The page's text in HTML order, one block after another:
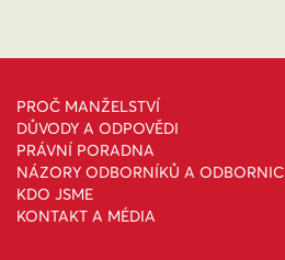
PROČ MANŽELSTVÍ
DŮVODY A ODPOVĚDI
PRÁVNÍ PORADNA
NÁZORY ODBORNÍKŮ A ODBORNIC
KDO JSME
KONTAKT A MÉDIA